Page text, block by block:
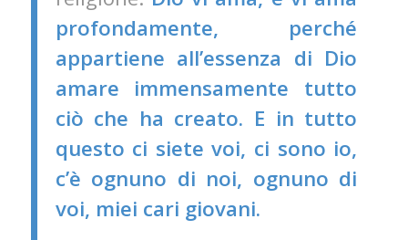
profondamente, perché
appartiene all’essenza di Dio
amare immensamente tutto
ciò che ha creato. E in tutto
questo ci siete voi, ci sono io,
c’è ognuno di noi, ognuno di
voi, miei cari giovani.